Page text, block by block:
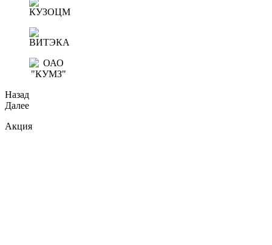
Назад
Далее
Акция